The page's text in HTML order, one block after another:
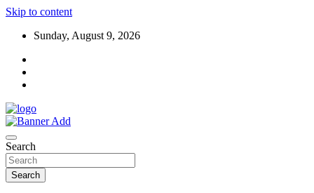
Skip to content
Sunday, August 9, 2026
Search
Search